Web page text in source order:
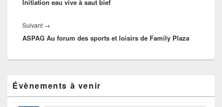
précédent :
Initiation eau vive à saut bief
Suivant →
suivant :
ASPAG Au forum des sports et loisirs de Family Plaza
Zone
principale
de
Évènements à venir